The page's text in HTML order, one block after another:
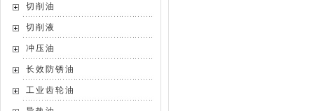
切削油
切削液
冲压油
长效防锈油
工业齿轮油